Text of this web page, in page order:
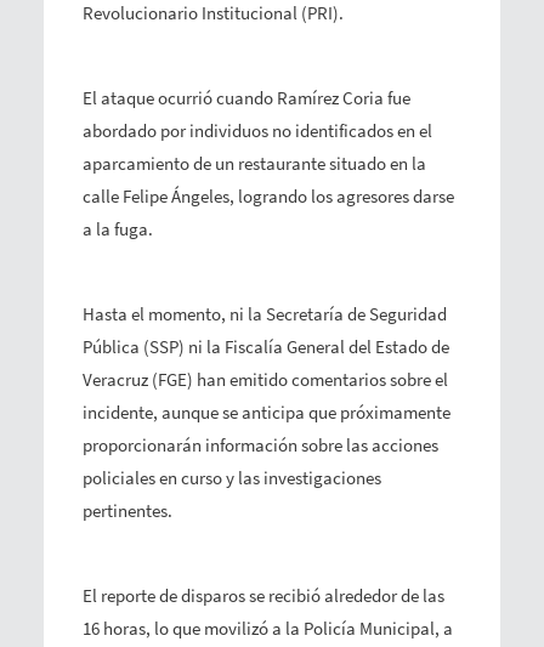
Revolucionario Institucional (PRI).
El ataque ocurrió cuando Ramírez Coria fue
abordado por individuos no identificados en el
aparcamiento de un restaurante situado en la
calle Felipe Ángeles, logrando los agresores darse
a la fuga.
Hasta el momento, ni la Secretaría de Seguridad
Pública (SSP) ni la Fiscalía General del Estado de
Veracruz (FGE) han emitido comentarios sobre el
incidente, aunque se anticipa que próximamente
proporcionarán información sobre las acciones
policiales en curso y las investigaciones
pertinentes.
El reporte de disparos se recibió alrededor de las
16 horas, lo que movilizó a la Policía Municipal, a